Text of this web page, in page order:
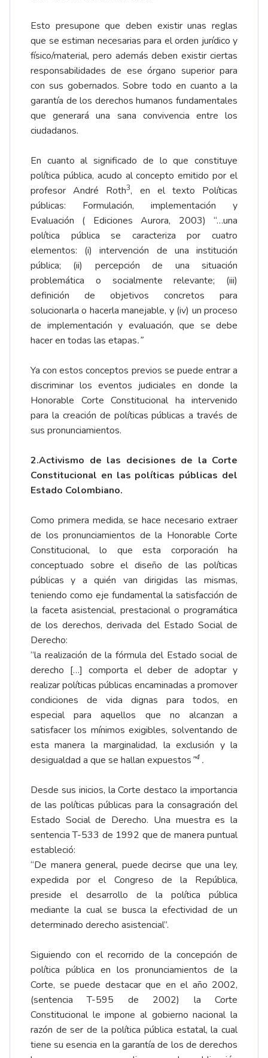
Esto presupone que deben existir unas reglas
que se estiman necesarias para el orden jurídico y
físico/material, pero además deben existir ciertas
responsabilidades de ese órgano superior para
con sus gobernados. Sobre todo en cuanto a la
garantía de los derechos humanos fundamentales
que generará una sana convivencia entre los
ciudadanos.
En cuanto al significado de lo que constituye
política pública, acudo al concepto emitido por el
profesor André Roth3, en el texto Políticas
públicas: Formulación, implementación y
Evaluación ( Ediciones Aurora, 2003) “…una
política pública se caracteriza por cuatro
elementos: (i) intervención de una institución
pública; (ii) percepción de una situación
problemática o socialmente relevante; (iii)
definición de objetivos concretos para
solucionarla o hacerla manejable, y (iv) un proceso
de implementación y evaluación, que se debe
hacer en todas las etapas.”
Ya con estos conceptos previos se puede entrar a
discriminar los eventos judiciales en donde la
Honorable Corte Constitucional ha intervenido
para la creación de políticas públicas a través de
sus pronunciamientos.
2.Activismo de las decisiones de la Corte
Constitucional en las políticas públicas del
Estado Colombiano.
Como primera medida, se hace necesario extraer
de los pronunciamientos de la Honorable Corte
Constitucional, lo que esta corporación ha
conceptuado sobre el diseño de las políticas
públicas y a quién van dirigidas las mismas,
teniendo como eje fundamental la satisfacción de
la faceta asistencial, prestacional o programática
de los derechos, derivada del Estado Social de
Derecho:
“la realización de la fórmula del Estado social de
derecho […] comporta el deber de adoptar y
realizar políticas públicas encaminadas a promover
condiciones de vida dignas para todos, en
especial para aquellos que no alcanzan a
satisfacer los mínimos exigibles, solventando de
esta manera la marginalidad, la exclusión y la
desigualdad a que se hallan expuestos”4.
Desde sus inicios, la Corte destaco la importancia
de las políticas públicas para la consagración del
Estado Social de Derecho. Una muestra es la
sentencia T-533 de 1992 que de manera puntual
estableció:
“De manera general, puede decirse que una ley,
expedida por el Congreso de la República,
preside el desarrollo de la política pública
mediante la cual se busca la efectividad de un
determinado derecho asistencial”.
Siguiendo con el recorrido de la concepción de
política pública en los pronunciamientos de la
Corte, se puede destacar que en el año 2002,
(sentencia T-595 de 2002) la Corte
Constitucional le impone al gobierno nacional la
razón de ser de la política pública estatal, la cual
tiene su esencia en la garantía de los de derechos